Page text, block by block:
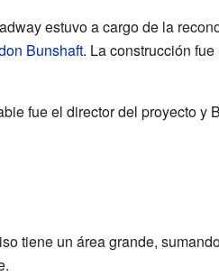
estuvo a cargo de la
Bunshaft. La construcción
fue el director del proyecto y
tiene un área grande,